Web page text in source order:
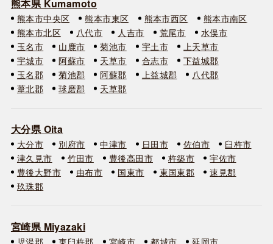
熊本県 Kumamoto
熊本市中央区 熊本市東区 熊本市西区
熊本市南区
熊本市北区
八代市 人吉市 荒尾市
水俣市
玉名市
山鹿市 菊池市 宇土市
上天草市
宇城市
阿蘇市 天草市 合志市
下益城郡
玉名郡
菊池郡 阿蘇郡 上益城郡
八代郡
葦北郡
球磨郡 天草郡
大分県 Oita
大分市 別府市 中津市 日田市 佐伯市
臼杵市
津久見市
竹田市 豊後高田市 杵築市
宇佐市
豊後大野市
由布市 国東市 東国東郡
速見郡
玖珠郡
宮崎県 Miyazaki
児湯郡 東臼杵郡 宮崎市 都城市
延岡市